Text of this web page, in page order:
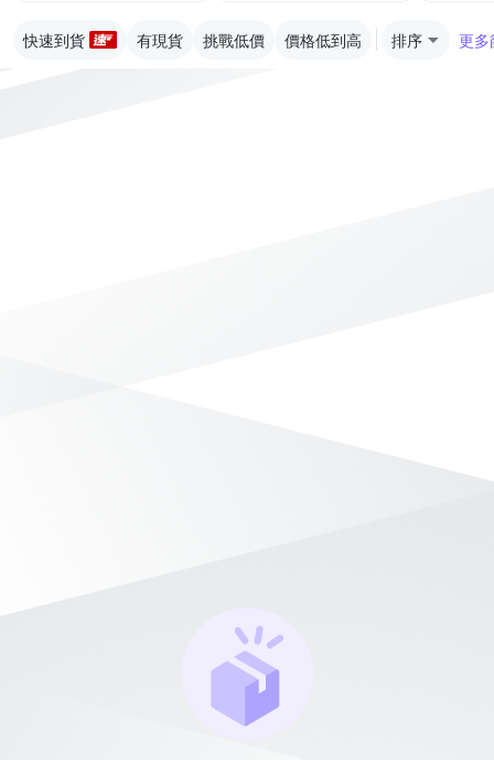
快速到貨 有現貨 挑戰低價 價格低到高 排序 更多